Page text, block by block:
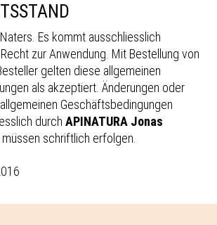
Es kommt ausschliesslich
zur Anwendung. Mit Bestellung von
gelten diese allgemeinen
als akzeptiert. Änderungen oder
Geschäftsbedingungen
durch APINATURA Jonas
müssen schriftlich erfolgen.